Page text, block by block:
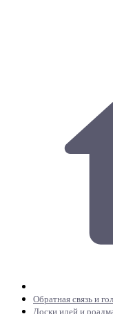
Обратная связь и
Доски идей и